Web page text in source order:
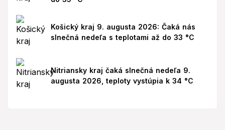
Košický kraj 9. augusta 2026: Čaká nás
slnečná nedeľa s teplotami až do 33 °C
Nitriansky kraj čaká slnečná nedeľa 9.
augusta 2026, teploty vystúpia k 34 °C